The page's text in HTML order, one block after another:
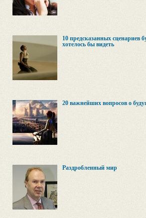
10 предсказанных сценариев
хотелось бы видеть
20 важнейших вопросов о
Раздробленный мир